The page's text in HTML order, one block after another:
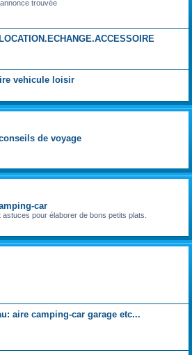
trouvée
vehicule loisir
de voyage
car
pour élaborer de bons petits plats.
aire camping-car garage etc...